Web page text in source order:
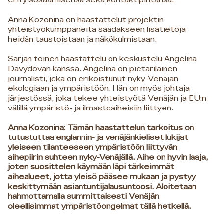
Anna Kozonina on haastattelut projektin
yhteistyökumppaneita saadakseen lisätietoja
heidän taustoistaan ja näkökulmistaan.
Sarjan toinen haastattelu on keskustelu Angelina
Davydovan kanssa. Angelina on pietarilainen
journalisti, joka on erikoistunut nyky-Venäjän
ekologiaan ja ympäristöön. Hän on myös johtaja
järjestössä, joka tekee yhteistyötä Venäjän ja EU:n
välillä ympäristö- ja ilmastoaiheisiin liittyen.
Anna Kozonina: Tämän haastattelun tarkoitus on
tutustuttaa englannin- ja venäjänkieliset lukijat
yleiseen tilanteeseen ympäristöön liittyvän
aihepiirin suhteen nyky-Venäjällä. Aihe on hyvin laaja,
joten suosittelen käymään läpi tärkeimmät
aihealueet, jotta yleisö pääsee mukaan ja pystyy
keskittymään asiantuntijalausuntoosi. Aloitetaan
hahmottamalla summittaisesti Venäjän
oleellisimmat ympäristöongelmat tällä hetkellä.